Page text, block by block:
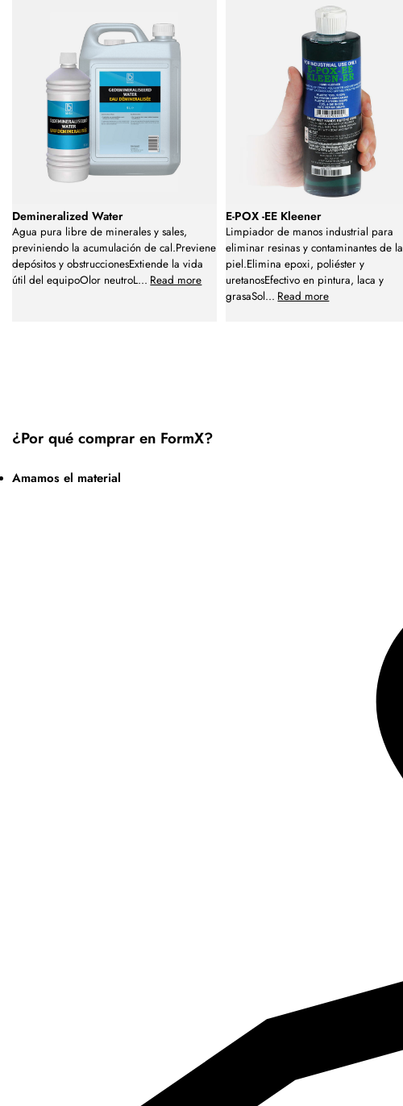
Demineralized Water
Agua pura libre de minerales y sales,
previniendo la acumulación de cal.Previene
depósitos y obstruccionesExtiende la vida
útil del equipoOlor neutroL... Read more
E-POX -EE Kleener
Limpiador de manos industrial para
eliminar resinas y contaminantes de la
piel.Elimina epoxi, poliéster y
uretanosEfectivo en pintura, laca y
grasaSol... Read more
¿Por qué comprar en FormX?
Amamos el material